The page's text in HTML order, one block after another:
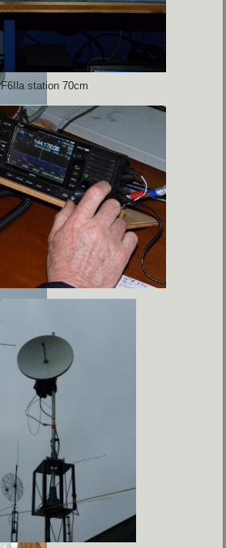
F6Ila station 70cm